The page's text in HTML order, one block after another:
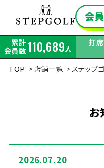
累計
会員数110,689人
打
TOP
店舗一覧 ステップ
お
2026.07.20